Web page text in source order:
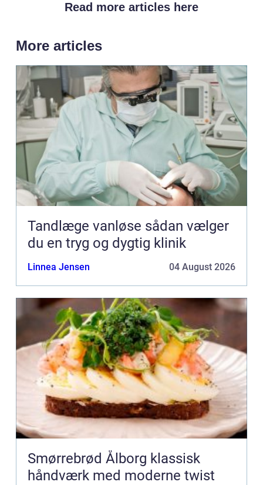
Read more articles here
More articles
Tandlæge vanløse sådan vælger
du en tryg og dygtig klinik
Linnea Jensen 04 August 2026
Smørrebrød Ålborg klassisk
håndværk med moderne twist